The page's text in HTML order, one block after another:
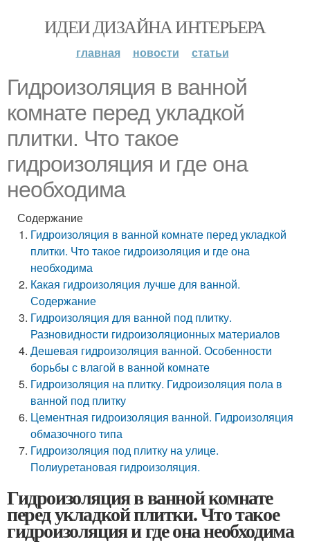
ИДЕИ ДИЗАЙНА ИНТЕРЬЕРА
главная новости статьи
Гидроизоляция в ванной
комнате перед укладкой
плитки. Что такое
гидроизоляция и где она
необходима
Содержание
Гидроизоляция в ванной комнате перед укладкой
плитки. Что такое гидроизоляция и где она
необходима
Какая гидроизоляция лучше для ванной.
Содержание
Гидроизоляция для ванной под плитку.
Разновидности гидроизоляционных материалов
Дешевая гидроизоляция ванной. Особенности
борьбы с влагой в ванной комнате
Гидроизоляция на плитку. Гидроизоляция пола в
ванной под плитку
Цементная гидроизоляция ванной. Гидроизоляция
обмазочного типа
Гидроизоляция под плитку на улице.
Полиуретановая гидроизоляция.
Гидроизоляция в ванной комнате
перед укладкой плитки. Что такое
гидроизоляция и где она необходима